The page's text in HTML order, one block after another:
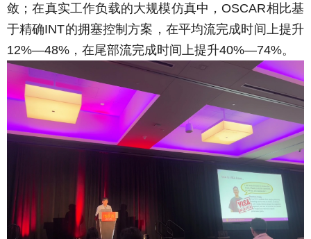
敛；在真实工作负载的大规模仿真中，OSCAR相比基
于精确INT的拥塞控制方案，在平均流完成时间上提升
12%—48% ，在尾部流完成时间上提升40%—74%。